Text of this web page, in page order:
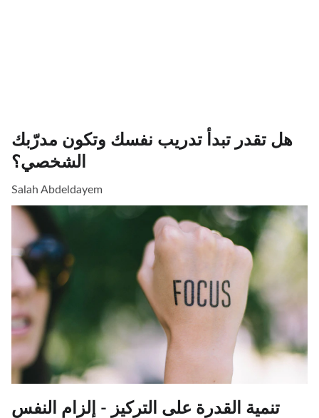
هل تقدر تبدأ تدريب نفسك وتكون مدرّبك
الشخصي؟
Salah Abdeldayem
تنمية القدرة على التركيز - إلزام النفس